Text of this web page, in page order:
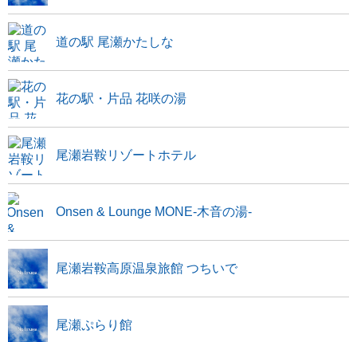
道の駅 尾瀬かたしな
花の駅・片品 花咲の湯
尾瀬岩鞍リゾートホテル
Onsen & Lounge MONE-木音の湯-
尾瀬岩鞍高原温泉旅館 つちいで
尾瀬ぷらり館